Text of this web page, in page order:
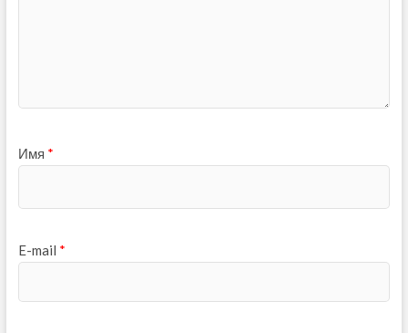
Имя *
E-mail *